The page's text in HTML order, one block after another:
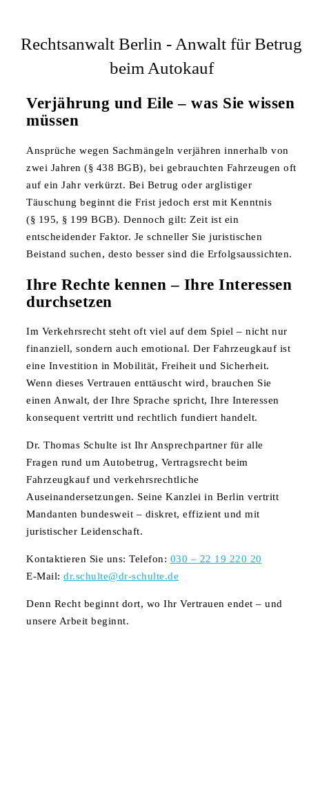
Rechtsanwalt Berlin - Anwalt für Betrug
beim Autokauf
Verjährung und Eile – was Sie wissen
müssen
Ansprüche wegen Sachmängeln verjähren innerhalb von
zwei Jahren (§ 438 BGB), bei gebrauchten Fahrzeugen oft
auf ein Jahr verkürzt. Bei Betrug oder arglistiger
Täuschung beginnt die Frist jedoch erst mit Kenntnis
(§ 195, § 199 BGB). Dennoch gilt: Zeit ist ein
entscheidender Faktor. Je schneller Sie juristischen
Beistand suchen, desto besser sind die Erfolgsaussichten.
Ihre Rechte kennen – Ihre Interessen
durchsetzen
Im Verkehrsrecht steht oft viel auf dem Spiel – nicht nur
finanziell, sondern auch emotional. Der Fahrzeugkauf ist
eine Investition in Mobilität, Freiheit und Sicherheit.
Wenn dieses Vertrauen enttäuscht wird, brauchen Sie
einen Anwalt, der Ihre Sprache spricht, Ihre Interessen
konsequent vertritt und rechtlich fundiert handelt.
Dr. Thomas Schulte ist Ihr Ansprechpartner für alle
Fragen rund um Autobetrug, Vertragsrecht beim
Fahrzeugkauf und verkehrsrechtliche
Auseinandersetzungen. Seine Kanzlei in Berlin vertritt
Mandanten bundesweit – diskret, effizient und mit
juristischer Leidenschaft.
Kontaktieren Sie uns: Telefon: 030 – 22 19 220 20
E-Mail: dr.schulte@dr-schulte.de
Denn Recht beginnt dort, wo Ihr Vertrauen endet – und
unsere Arbeit beginnt.